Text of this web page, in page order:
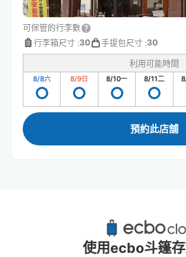
可保管的行李數
行李箱尺寸 :30 手提包尺寸 :30
利用可能時間
8/8六 8/9日 8/10一 8/11二
預約此店舖
西武秩父站附近推
0個投幣式置
使用ecbo斗篷